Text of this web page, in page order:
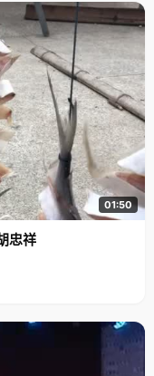
01:50
忠祥